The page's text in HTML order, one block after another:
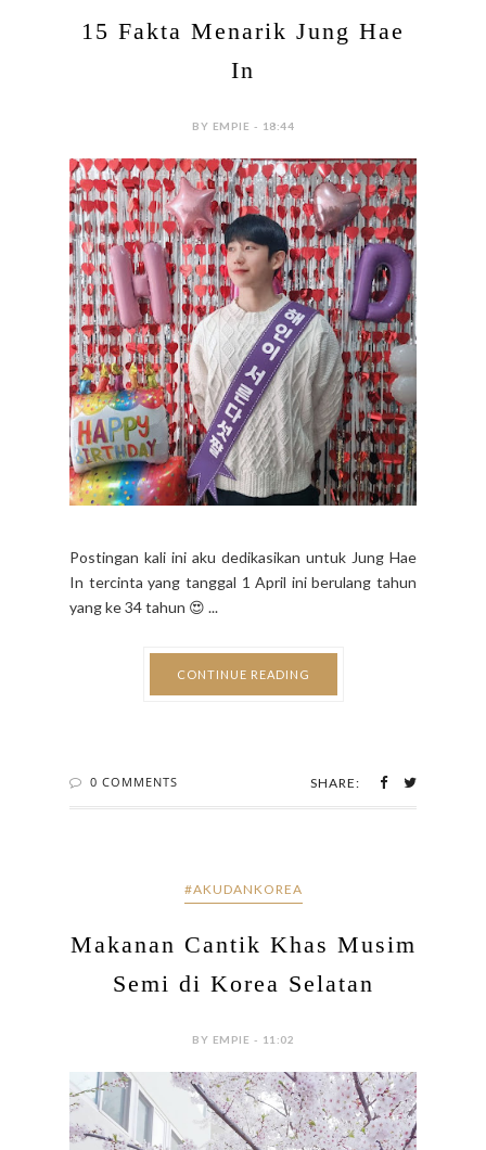
15 Fakta Menarik Jung Hae
In
BY EMPIE - 18:44
Postingan kali ini aku dedikasikan untuk Jung Hae
In tercinta yang tanggal 1 April ini berulang tahun
yang ke 34 tahun 😍 ...
CONTINUE READING
0 COMMENTS SHARE:
#AKUDANKOREA
Makanan Cantik Khas Musim
Semi di Korea Selatan
BY EMPIE - 11:02